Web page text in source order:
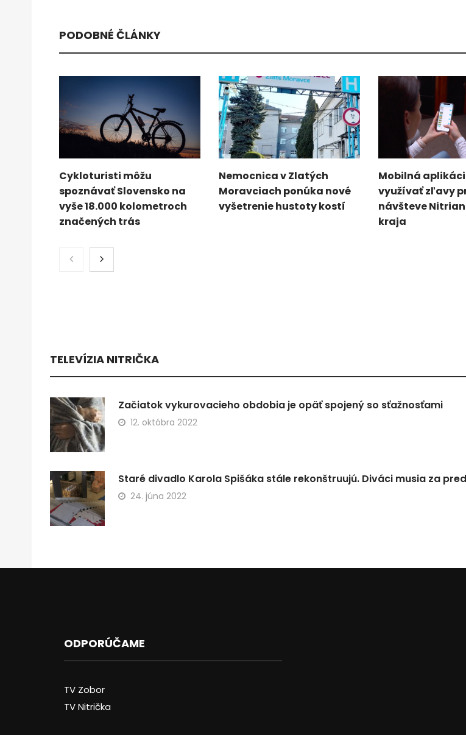
PODOBNÉ ČLÁNKY
Cykloturisti môžu
spoznávať Slovensko na
vyše 18.000 kolometroch
značených trás
Nemocnica v Zlatých
Moravciach ponúka nové
vyšetrenie hustoty kostí
Mobilná
využívať zľavy
návšteve
kraja
TELEVÍZIA NITRIČKA
Začiatok vykurovacieho obdobia je opäť spojený so sťažnosťami
12. októbra 2022
Staré divadlo Karola Spišáka stále rekonštruujú. Diváci musia za
24. júna 2022
ODPORÚČAME
TV Zobor
TV Nitrička